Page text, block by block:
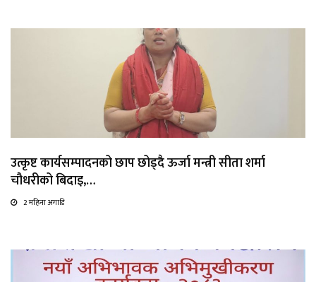
उत्कृष्ट कार्यसम्पादनको छाप छोड्दै ऊर्जा मन्त्री सीता शर्मा
चौधरीको बिदाइ,…
2 महिना अगाडि